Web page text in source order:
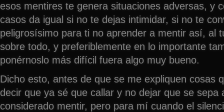
esos mentires te genera situaciones adversas, y
casos da igual si no te dejas intimidar, si no te
peligrosísimo para ti no aprender a mentir así, al
sobre todo, y preferiblemente en lo importante
ponérnoslo más difícil fuera algo muy bueno.
Dicho esto, antes de que se me expliquen cosas
decir que ya sé que callar y no dejar que se sepa
considerado mentir, pero para mí cuando el